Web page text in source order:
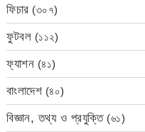
ফিচার (৩০৭)
ফুটবল (১১২)
ফ্যাশন (৪১)
বাংলাদেশ (৪০)
বিজ্ঞান, তথ্য ও প্রযুক্তি(৬১)